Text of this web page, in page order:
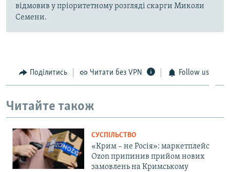
відмовив у пріоритетному розгляді скарги Миколи
Семени.
Поділитись Читати без VPN Follow us
Читайте також
СУСПІЛЬСТВО
«Крим – не Росія»: маркетплейс
Ozon припинив прийом нових
замовлень на Кримському